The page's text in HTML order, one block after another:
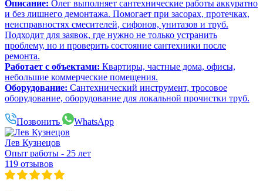
Описание: Олег выполняет сантехнические работы аккуратно
и без лишнего демонтажа. Помогает при засорах, протечках,
неисправностях смесителей, сифонов, унитазов и труб.
Подходит для заявок, где нужно не только устранить
проблему, но и проверить состояние сантехники после
ремонта.
Работает с объектами: Квартиры, частные дома, офисы,
небольшие коммерческие помещения.
Оборудование: Сантехнический инструмент, тросовое
оборудование, оборудование для локальной прочистки труб.
Позвонить WhatsApp
Лев Кузнецов
Опыт работы - 25 лет
119 отзывов